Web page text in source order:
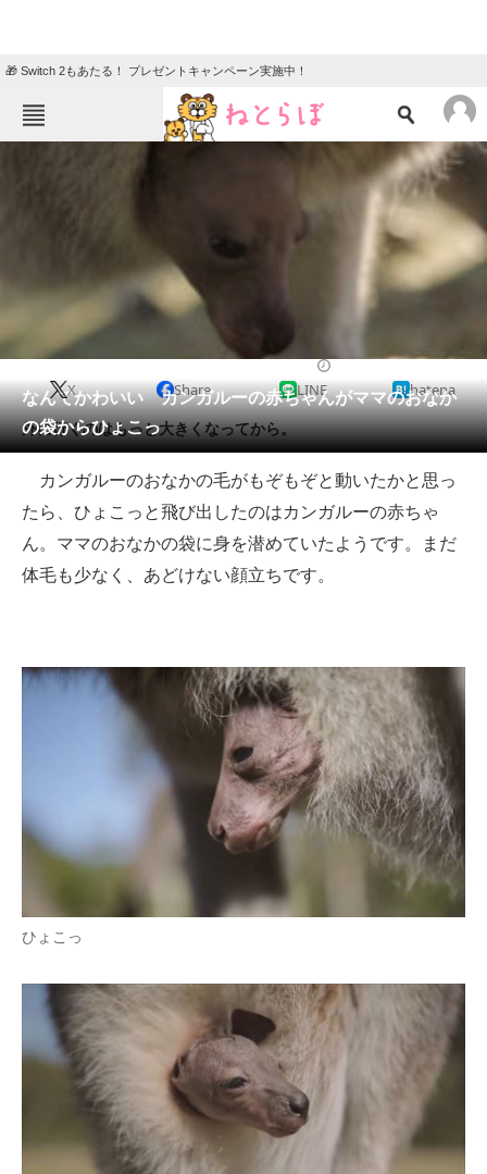
🎁 Switch 2もあたる！ プレゼントキャンペーン実施中！
リサーチ
会員記事
メディア
注目記事を集めた総合ページ
ITの今と未来を見通す
スマホと通信の最新トレンド
好きが集まる 比べて選べる
ビジネスと働き方のヒント
AI活用のいまが分かる
経営リーダーのコミュニティ
マーケ×ITの今がよく分かる
企業向けIT製品の総合サイト
IT製品の技術・比較・事例
製造業のIT導入・活用を支援
モノづくり技術者専門サイト
なんてかわいい カンガルーの赤ちゃんがママのおなか
の袋からひょこっ
X Share LINE hatena
外に行くのはもっと大きくなってから。
カンガルーのおなかの毛がもぞもぞと動いたかと思っ
たら、ひょこっと飛び出したのはカンガルーの赤ちゃ
ん。ママのおなかの袋に身を潜めていたようです。まだ
体毛も少なく、あどけない顔立ちです。
ひょこっ